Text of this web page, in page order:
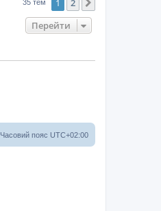
35 тем 1 2
Перейти
Часовий пояс UTC+02:00